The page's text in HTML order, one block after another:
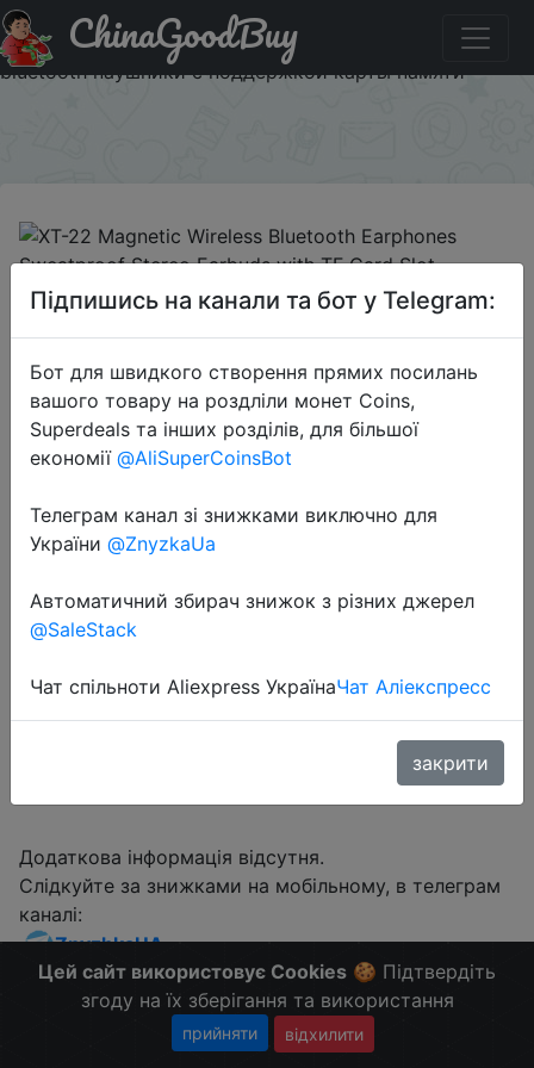
Купити на розпродажі XT-22 Magnetic Wireless Bluetooth
Earphones Sweatproof Stereo Earbuds with TF Card Slot -
bluetooth наушники с поддержкой карты памяти
ChinaGoodBuy
2018-12-11
XT-22 Magnetic Wireless Bluetooth
Earphones Sweatproof Stereo
Earbuds with TF Card Slot -
bluetooth наушники с поддержкой
карты памяти
$3.99
Додаткова інформація відсутня.
Слідкуйте за знижками на мобільному, в телеграм
каналі:
ZnyzhkaUA
Цей сайт використовує Cookies 🍪 Підтвердіть
згоду на їх зберігання та використання
прийняти відхилити
Підпишись на канали та бот у Telegram:
Бот для швидкого створення прямих посилань
вашого товару на роздліли монет Coins,
Superdeals та інших розділів, для більшої
економії @AliSuperCoinsBot
Телеграм канал зі знижками виключно для
України @ZnyzkaUa
Автоматичний збирач знижок з різних джерел
@SaleStack
Чат спільноти Aliexpress УкраїнаЧат Аліекспресс
закрити